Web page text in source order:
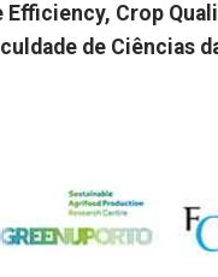
Efficiency, Crop
de Ciências